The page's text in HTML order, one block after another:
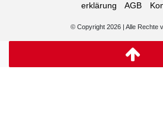
erklärung
AGB
© Copyright 2026 | Alle Rechte